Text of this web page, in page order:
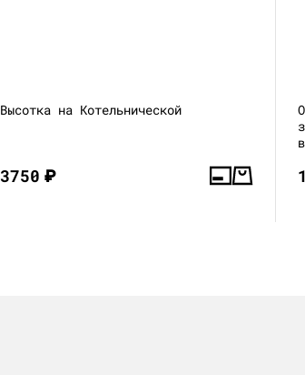
Высотка на Котельнической
3750₽